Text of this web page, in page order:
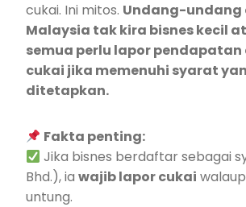
cukai. Ini mitos. Undang-undang
Malaysia tak kira bisnes kecil
semua perlu lapor
cukai jika memenuhi syarat
ditetapkan.
Fakta penting:
Jika bisnes berdaftar sebagai
Bhd.), ia wajib lapor cukai
untung.